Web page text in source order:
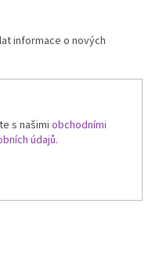
informace o nových
s našimi obchodními
údajů.